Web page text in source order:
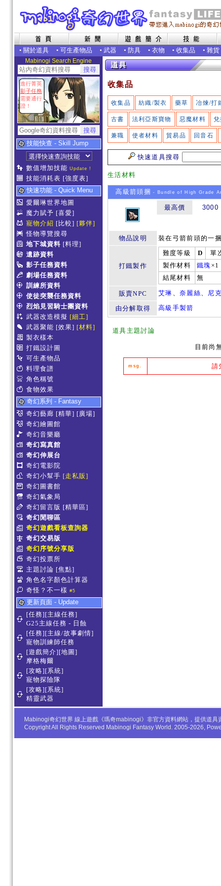
• 關於道具 • 可生產物品 • 武器 • 防具 • 衣物 • 收集品 • 雜貨
Mabinogi Search Engine
進行菁英
影子任務
需要通行
證！
技能快查 - Skill Jump
數值增加技能 Update !
技能消耗表 [強度表]
快速功能 - Quick Menu
愛爾琳世界地圖
魔力賦予 [喜愛]
寵物介紹 [比較] [夥伴]
怪物導覽搜尋
地下城資料 [料理]
遺跡資料
影子任務資料
劇場任務資料
訓練所資料
使徒突襲任務資料
烈焰見習騎士團資料
武器改造模擬 [細工]
武器聚能 [效果] [材料]
製衣樣本
打鐵設計圖
可生產物品
料理食譜
角色稱號
食物效果
奇幻系列 - Fantasy
奇幻藝廊 [精華] [廣場]
奇幻繪圖館
奇幻音樂廳
奇幻寫真館
奇幻伸展台
奇幻電影院
奇幻小幫手 [走私販]
奇幻圖書館
奇幻氣象局
奇幻留言版 [精華區]
奇幻閒聊區
奇幻遊戲看板查詢器
奇幻交易版
奇幻序號分享版
奇幻投票所
主題討論 [焦點]
角色名字顏色計算器
奇怪？不一樣 #5
更新頁面 - Update
[任務][主線任務]
G25主線任務 - 日蝕
[任務][主線/故事劇情]
寵物訓練師任務
[遊戲簡介][地圖]
摩格梅爾
[攻略][系統]
寵物探險隊
[攻略][系統]
精靈武器
收集品
收集品 紡織/製衣 藥草 冶煉/打
古書 法利亞斯寶物 惡魔材料
兼職 使者材料 貿易品 回音石
快速道具搜尋
生活材料
高級箭頭捆 - Bundle of High Grade
最高價 3000
物品說明 裝在弓箭前頭的一
打鐵製作
難度等級 D
單
製作材料
鐵塊 ×1
結尾材料
無
販賣NPC 艾琳 、奈麗絲、 尼
由分解取得 高級手製箭
道具主題討論
目前尚
msg. 請
Mabinogi奇幻世界 線上遊戲《瑪奇mabinogi》非官方資料網站，提供道
Copyright All Rights Reserved Mabinogi Fantasy World. 2005-2026,